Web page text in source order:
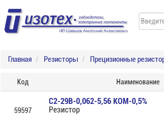
Главная Резисторы Прецизионные
Код Наименование
59597
С2-29В-0,062-5,56 КОМ-0,5%
Резистор